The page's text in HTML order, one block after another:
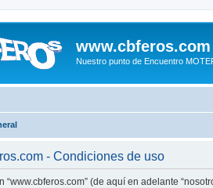
www.cbferos.com
Nuestro punto de Encuentro
- Condiciones de uso
“www.cbferos.com” (de aquí en adelante